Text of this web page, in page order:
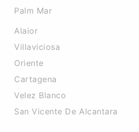
Palm Mar
Alaior
Villaviciosa
Oriente
Cartagena
Velez Blanco
San Vicente De Alcantara